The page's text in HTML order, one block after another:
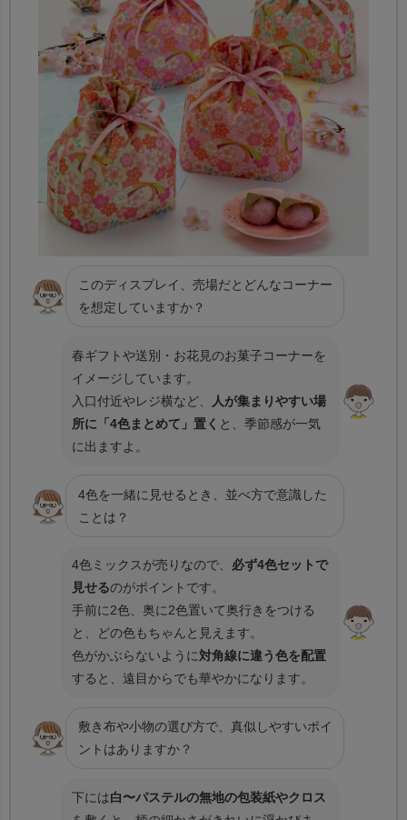
このディスプレイ、売場だとどんなコーナー
を想定していますか？
春ギフトや送別・お花見のお菓子コーナーを
イメージしています。
入口付近やレジ横など、
人が集まりやすい場
所に「4色まとめて」置く と、季節感が一気
に出ますよ。
4色を一緒に見せるとき、並べ方で意識した
ことは？
4色ミックスが売りなので、 必ず4色セットで
見せるのがポイントです。
手前に2色、奥に2色置いて奥行きをつける
と、どの色もちゃんと見えます。
色がかぶらないように対角線に違う色を配置
すると、遠目からでも華やかになります。
敷き布や小物の選び方で、真似しやすいポイ
ントはありますか？
下には白〜パステルの無地の包装紙やクロス